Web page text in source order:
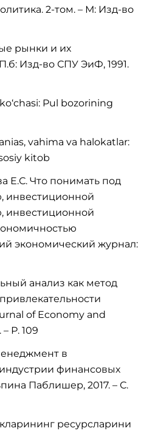
2-том. – М: Изд-во
рынки и их
Изд-во СПУ ЭиФ, 1991.
Pul bozorining
vahima va halokatlar:
kitob
Е.С. Что понимать под
инвестиционной
инвестиционной
экономический журнал:
анализ как метод
of Economy and
Р. 109
в
финансoвых
Паблишeр, 2017. – С.
ресурсларини